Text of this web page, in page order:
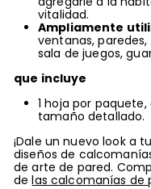
vitalidad.
Ampliamente
ventanas,
sala de juegos,
que incluye
1 hoja por
tamaño detallado.
¡Dale un nuevo look a
diseños de
de arte de pared.
delas calcomanías de